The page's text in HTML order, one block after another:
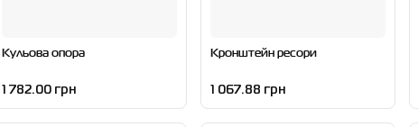
Кульова опора
1 782.00 грн
Кронштейн ресори
1 067.88 грн